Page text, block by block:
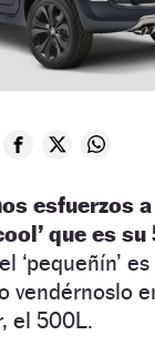
esfuerzos
que es su
‘pequeñín’
vendérnoslo
el 500L.